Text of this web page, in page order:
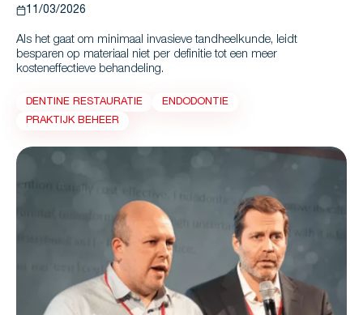
11/03/2026
Als het gaat om minimaal invasieve tandheelkunde, leidt
besparen op materiaal niet per definitie tot een meer
kosteneffectieve behandeling.
DENTINE RESTAURATIE
ENDODONTIE
PRAKTIJK BEHEER